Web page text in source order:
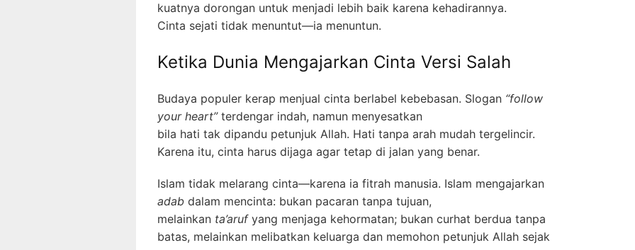
kuatnya dorongan untuk menjadi lebih baik karena kehadirannya.
Cinta sejati tidak menuntut—ia menuntun.
Ketika Dunia Mengajarkan Cinta Versi Salah
Budaya populer kerap menjual cinta berlabel kebebasan. Slogan “follow
your heart”terdengar indah, namun menyesatkan
bila hati tak dipandu petunjuk Allah. Hati tanpa arah mudah tergelincir.
Karena itu, cinta harus dijaga agar tetap di jalan yang benar.
Islam tidak melarang cinta—karena ia fitrah manusia. Islam mengajarkan
adab dalam mencinta: bukan pacaran tanpa tujuan,
melainkan ta’arufyang menjaga kehormatan; bukan curhat berdua tanpa
batas, melainkan melibatkan keluarga dan memohon petunjuk Allah sejak